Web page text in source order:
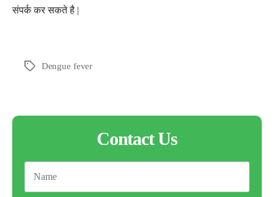
संपर्क कर सकते है |
Tags Dengue fever
Contact Us